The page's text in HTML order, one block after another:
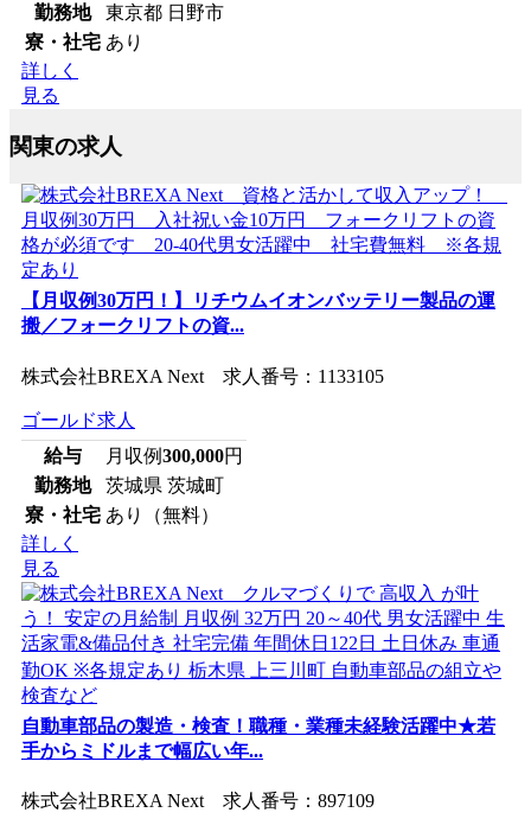
勤務地
東京都 日野市
寮・社宅 あり
詳しく
見る
関東の求人
【月収例30万円！】リチウムイオンバッテリー製品の運
搬／フォークリフトの資...
株式会社BREXA Next 求人番号：1133105
ゴールド求人
給与
月収例300,000円
勤務地
茨城県 茨城町
寮・社宅 あり（無料）
詳しく
見る
自動車部品の製造・検査！職種・業種未経験活躍中★若
手からミドルまで幅広い年...
株式会社BREXA Next 求人番号：897109